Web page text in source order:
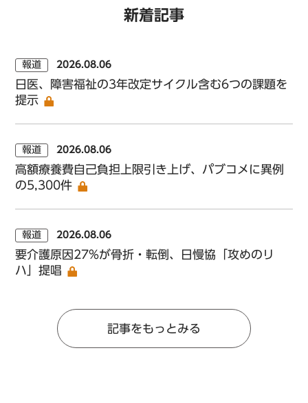
新着記事
報道 2026.08.06
日医、障害福祉の3年改定サイクル含む6つの課題を
提示
報道 2026.08.06
高額療養費自己負担上限引き上げ、パブコメに異例
の5,300件
報道 2026.08.06
要介護原因27%が骨折・転倒、日慢協「攻めのリ
ハ」提唱
記事をもっとみる